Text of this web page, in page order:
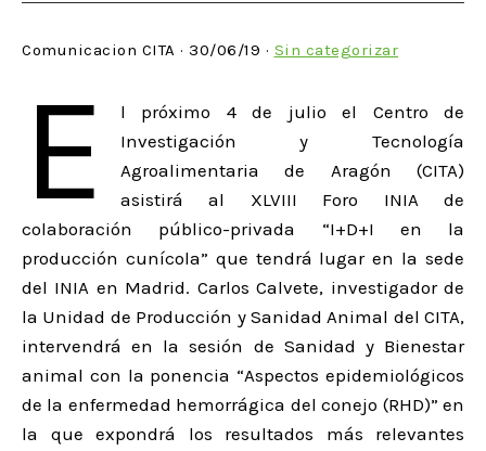
Comunicacion CITA · 30/06/19 · Sin categorizar
E
l próximo 4 de julio el Centro de
Investigación y Tecnología
Agroalimentaria de Aragón (CITA)
asistirá al XLVIII Foro INIA de
colaboración público-privada “I+D+I en la
producción cunícola” que tendrá lugar en la sede
del INIA en Madrid. Carlos Calvete, investigador de
la Unidad de Producción y Sanidad Animal del CITA,
intervendrá en la sesión de Sanidad y Bienestar
animal con la ponencia “Aspectos epidemiológicos
de la enfermedad hemorrágica del conejo (RHD)” en
la que expondrá los resultados más relevantes